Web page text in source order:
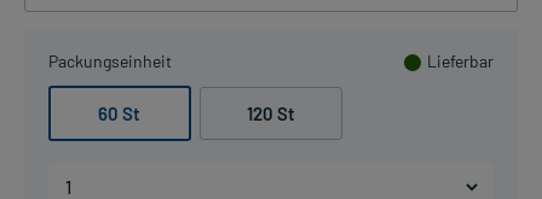
Packungseinheit Lieferbar
60 St 120 St